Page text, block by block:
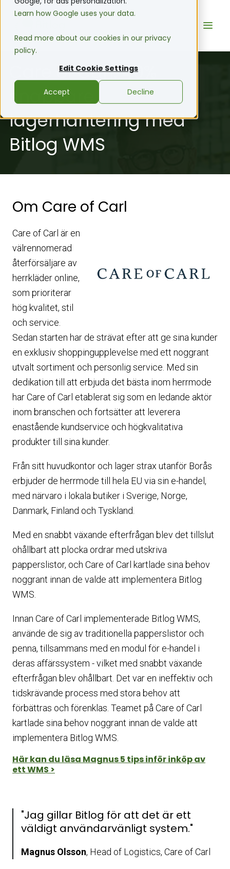
Learn how Google uses your data.
Read more about our cookies in our privacy
policy.
Edit Cookie Settings
Accept Decline
Care of Carl: 40%
snabbare
lagerhantering med
Bitlog WMS
Om Care of Carl
Care of Carl är en
välrennomerad
återförsäljare av
herrkläder online,
som prioriterar
hög kvalitet, stil
och service.
Sedan starten har de strävat efter att ge sina kunder
en exklusiv shoppingupplevelse med ett noggrant
utvalt sortiment och personlig service. Med sin
dedikation till att erbjuda det bästa inom herrmode
har Care of Carl etablerat sig som en ledande aktör
inom branschen och fortsätter att leverera
enastående kundservice och högkvalitativa
produkter till sina kunder.
Från sitt huvudkontor och lager strax utanför Borås
erbjuder de herrmode till hela EU via sin e-handel,
med närvaro i lokala butiker i Sverige, Norge,
Danmark, Finland och Tyskland.
Med en snabbt växande efterfrågan blev det tillslut
ohållbart att plocka ordrar med utskriva
papperslistor, och Care of Carl kartlade sina behov
noggrant innan de valde att implementera Bitlog
WMS.
Innan Care of Carl implementerade Bitlog WMS,
använde de sig av traditionella papperslistor och
penna, tillsammans med en modul för e-handel i
deras affärssystem - vilket med snabbt växande
efterfrågan blev ohållbart. Det var en ineffektiv och
tidskrävande process med stora behov att
förbättras och förenklas. Teamet på Care of Carl
kartlade sina behov noggrant innan de valde att
implementera Bitlog WMS.
Här kan du läsa Magnus 5 tips inför inköp av
ett WMS >
"Jag gillar Bitlog för att det är ett
väldigt användarvänligt system."
Magnus Olsson, Head of Logistics, Care of Carl